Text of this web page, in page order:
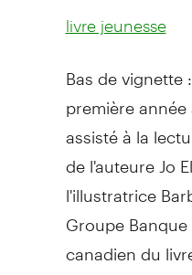
livre jeunesse
Bas de vignette
première
assisté à la
de l'auteure Jo
l'illustratrice
Groupe
canadien du